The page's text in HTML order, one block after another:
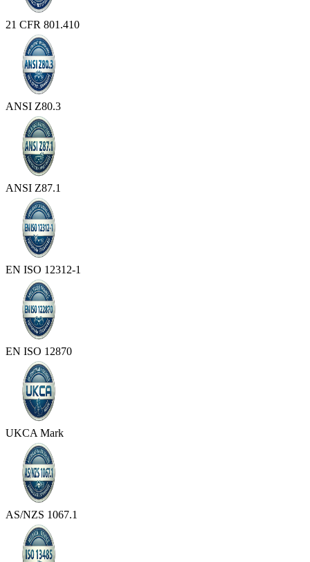
21 CFR 801.410
ANSI Z80.3
ANSI Z87.1
EN ISO 12312-1
EN ISO 12870
UKCA Mark
AS/NZS 1067.1